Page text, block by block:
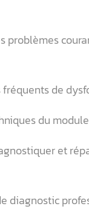
problèmes
fréquents de
du
et
diagnostic